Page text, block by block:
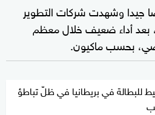
جيدا وشهدت شركات التطوير
بعد أداء ضعيف خلال معظم
بحسب ماكيون.
للبطالة في بريطانيا في ظلّ تباطؤ